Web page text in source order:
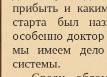
прибыть и
старта был
особенно
мы имеем дело
системы.